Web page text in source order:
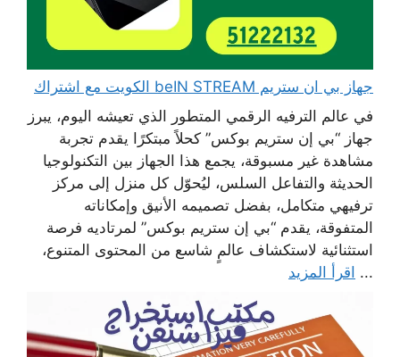
جهاز بي ان ستريم beIN STREAM الكويت مع اشتراك
في عالم الترفيه الرقمي المتطور الذي تعيشه اليوم، يبرز
جهاز “بي إن ستريم بوكس” كحلاً مبتكرًا يقدم تجربة
مشاهدة غير مسبوقة، يجمع هذا الجهاز بين التكنولوجيا
الحديثة والتفاعل السلس، ليُحوّل كل منزل إلى مركز
ترفيهي متكامل، بفضل تصميمه الأنيق وإمكاناته
المتفوقة، يقدم “بي إن ستريم بوكس” لمرتاديه فرصة
استثنائية لاستكشاف عالمٍ شاسع من المحتوى المتنوع،
... اقرأ المزيد